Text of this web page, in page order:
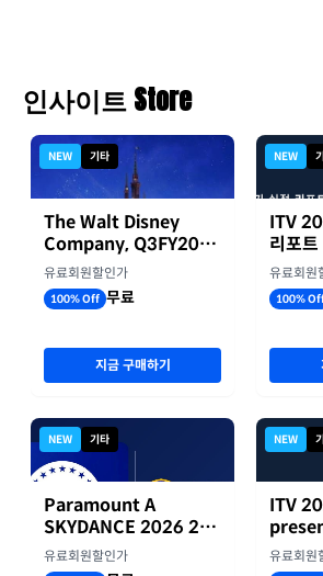
인사이트 Store
NEW 기타
The Walt Disney
Company, Q3FY2026
실적자료
유료회원할인가
100% Off 무료
지금 구매하기
NEW 기타
Paramount A
SKYDANCE 2026 2분
기 실적
유료회원할인가
NEW
ITV
리포트
유료회원
100%
NEW
ITV
유료회원